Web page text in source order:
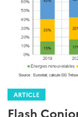
ARTICLE
Flash